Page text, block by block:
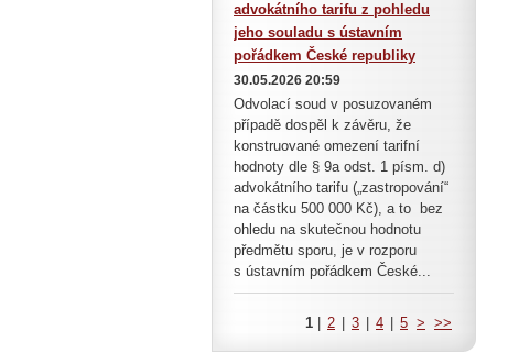
advokátního tarifu z pohledu
jeho souladu s ústavním
pořádkem České republiky
30.05.2026 20:59
Odvolací soud v posuzovaném
případě dospěl k závěru, že
konstruované omezení tarifní
hodnoty dle § 9a odst. 1 písm. d)
advokátního tarifu („zastropování“
na částku 500 000 Kč), a to bez
ohledu na skutečnou hodnotu
předmětu sporu, je v rozporu
s ústavním pořádkem České...
1 2 3 4 5 > >>